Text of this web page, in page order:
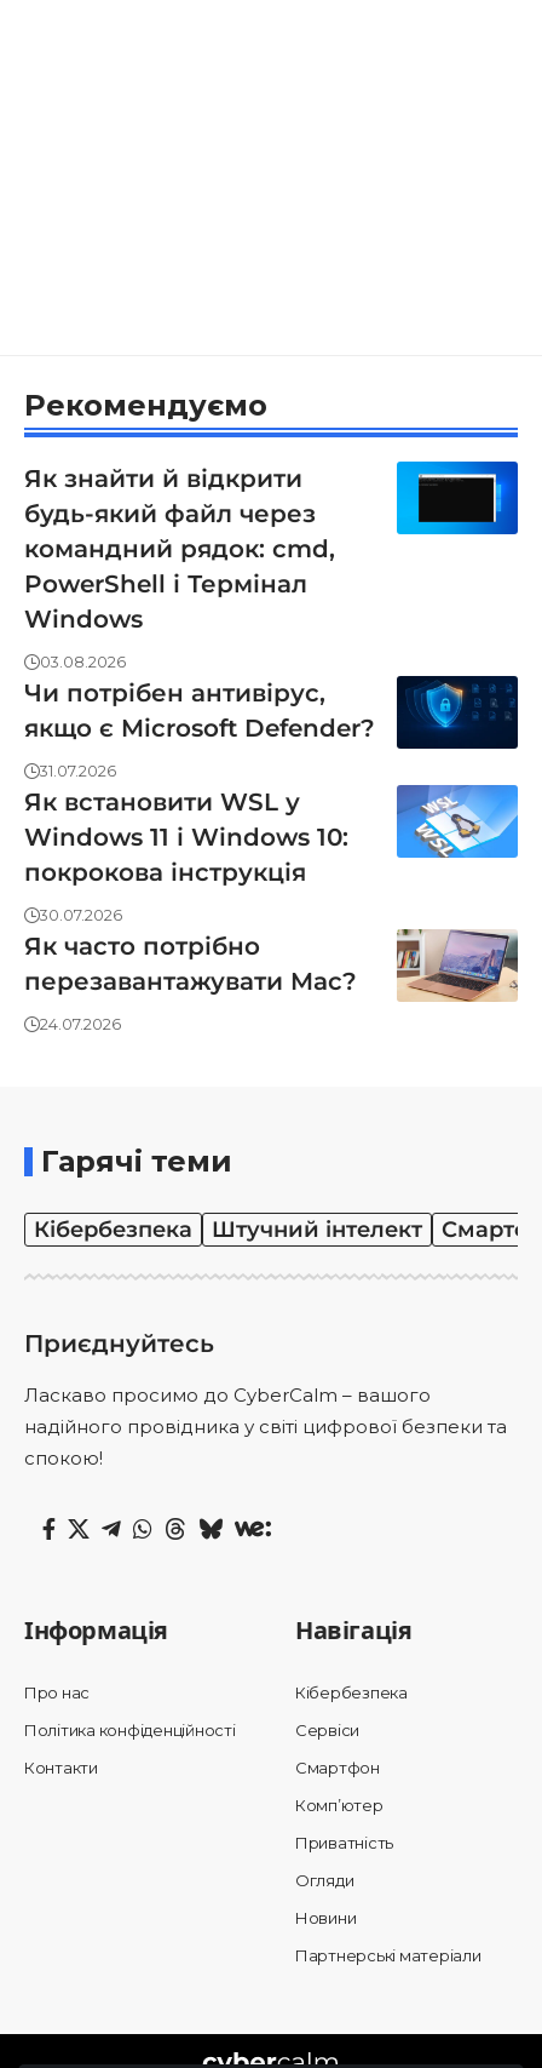
Рекомендуємо
Як знайти й відкрити
будь-який файл через
командний рядок: cmd,
PowerShell і Термінал
Windows
03.08.2026
Чи потрібен антивірус,
якщо є Microsoft Defender?
31.07.2026
Як встановити WSL у
Windows 11 і Windows 10:
покрокова інструкція
30.07.2026
Як часто потрібно
перезавантажувати Mac?
24.07.2026
Гарячі теми
Кібербезпека Штучний інтелект
Приєднуйтесь
Ласкаво просимо до CyberCalm – вашого
надійного провідника у світі цифрової безпеки та
спокою!
Інформація
Про нас
Політика конфіденційності
Контакти
Навігація
Кібербезпека
Сервіси
Смартфон
Комп’ютер
Приватність
Огляди
Новини
Партнерські матеріали